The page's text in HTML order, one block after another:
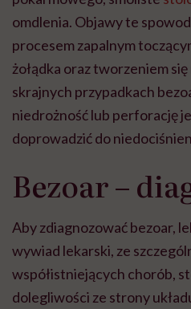
omdlenia. Objawy te
procesem zapalnym
żołądka oraz tworzeniem
skrajnych przypadkach
niedrożność lub perforację
doprowadzić do
Bezoar –
Aby zdiagnozować bezoar,
wywiad lekarski, ze
współistniejących chorób,
dolegliwości ze strony